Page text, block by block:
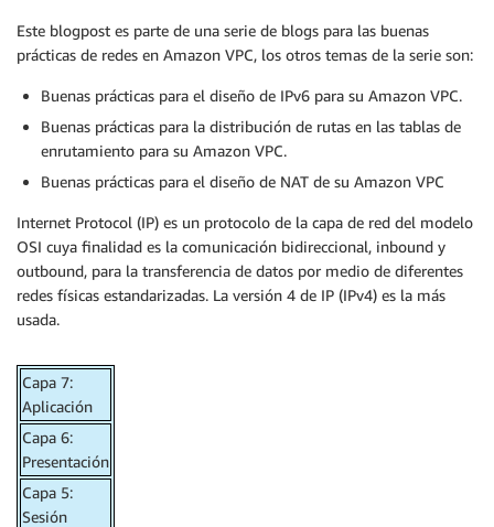
Este blogpost es parte de una serie de blogs para las buenas
prácticas de redes en Amazon VPC, los otros temas de la serie son:
Buenas prácticas para el diseño de IPv6 para su Amazon VPC.
Buenas prácticas para la distribución de rutas en las tablas de
enrutamiento para su Amazon VPC.
Buenas prácticas para el diseño de NAT de su Amazon VPC
Internet Protocol (IP) es un protocolo de la capa de red del modelo
OSI cuya finalidad es la comunicación bidireccional, inbound y
outbound, para la transferencia de datos por medio de diferentes
redes físicas estandarizadas. La versión 4 de IP (IPv4) es la más
usada.
Capa 7:
Aplicación
Capa 6:
Presentación
Capa 5:
Sesión